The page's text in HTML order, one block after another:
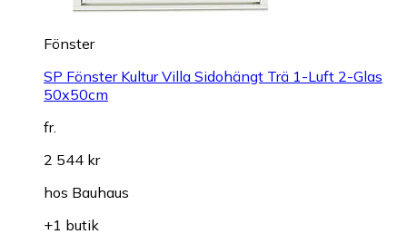
Fönster
SP Fönster Kultur Villa Sidohängt Trä 1-Luft 2-Glas
50x50cm
fr.
2 544 kr
hos Bauhaus
+1 butik